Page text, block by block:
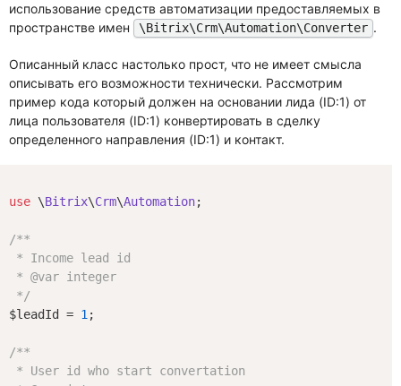
использование средств автоматизации предоставляемых в
пространстве имен
\Bitrix\Crm\Automation\Converter .
Описанный класс настолько прост, что не имеет смысла
описывать его возможности технически. Рассмотрим
пример кода который должен на основании лида (ID:1) от
лица пользователя (ID:1) конвертировать в сделку
определенного направления (ID:1) и контакт.
use \Bitrix\Crm\Automation;
/**
* Income lead id
* @var integer
*/
$leadId = 1;
/**
* User id who start convertation